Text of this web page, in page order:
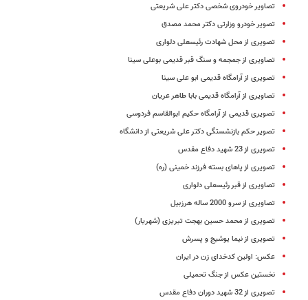
تصاویر خودروی شخصی دکتر علی شریعتی
تصویر خودرو وزارتی دکتر محمد مصدق
تصویری از محل شهادت رئیسعلی دلواری
تصاویری از جمجمه و سنگ قبر قدیمی بوعلی سینا
تصویری از آرامگاه قدیمی ابو علی سینا
تصاویری از آرامگاه قدیمی بابا طاهر عریان
تصویری قدیمی از آرامگاه حکیم ابوالقاسم فردوسی
تصویر حکم بازنشستگی دکتر علی شریعتی از دانشگاه
تصویری از 23 شهید دفاع مقدس
تصویری از پاهای بسته فرزند خمینی (ره)
تصاویری از قبر رئیسعلی دلواری
تصاویری از سرو 2000 ساله هرزبیل
تصویری از محمد حسین بهجت تبریزی (شهریار)
تصویری از نیما یوشیج و پسرش
عکس: اولین کدخدای زن در ایران
نخستین عکس از جنگ تحمیلی
تصویری از 32 شهید دوران دفاع مقدس